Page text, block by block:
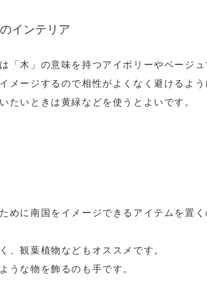
インテリア
「木」の意味を持つアイボリーやベージュ
メージするので相性がよくなく避けるよう
たいときは黄緑などを使うとよいです。
めに南国をイメージできるアイテムを置
、観葉植物などもオススメです。
うな物を飾るのも手です。